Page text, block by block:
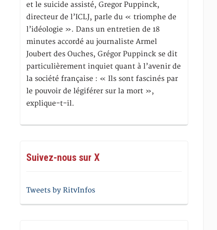
et le suicide assisté, Gregor Puppinck,
directeur de l’ICLJ, parle du « triomphe de
l’idéologie ». Dans un entretien de 18
minutes accordé au journaliste Armel
Joubert des Ouches, Grégor Puppinck se dit
particulièrement inquiet quant à l’avenir de
la société française : « Ils sont fascinés par
le pouvoir de légiférer sur la mort »,
explique-t-il.
Suivez-nous sur X
Tweets by RitvInfos